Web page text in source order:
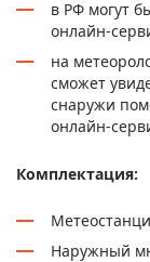
в РФ могут
онлайн-
на
сможет
снаружи
онлайн-
Комплектация:
Наружный